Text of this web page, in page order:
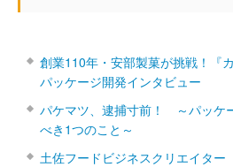
創業110年・安部製菓が挑戦！『
パッケージ開発インタビュー
パケマツ、逮捕寸前！ ～パッケ
べき1つのこと～
土佐フードビジネスクリエイター